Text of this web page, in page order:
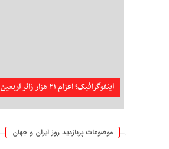
اینفوگرافیک؛ اعزام ۲۱ هزار زائر اربعین از آذربایجان‌شرقی
موضوعات پربازدید روز ایران و جهان